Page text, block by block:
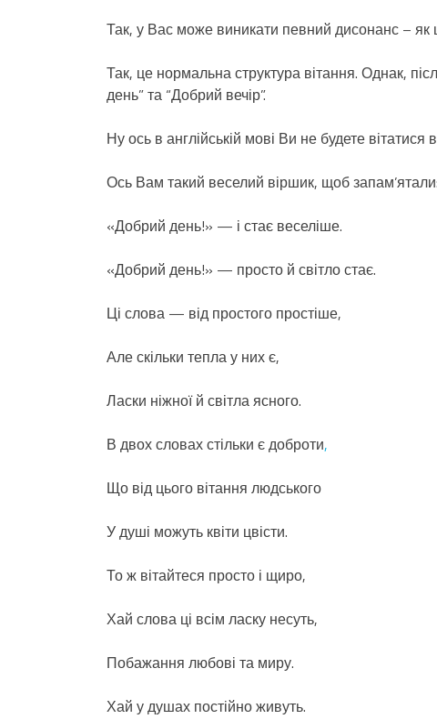
Так, у Вас може виникати певний дисонанс – як
Так, це нормальна структура вітання. Однак,
день” та “Добрий вечір”.
Ну ось в англійській мові Ви не будете вітатися
Ось Вам такий веселий віршик, щоб запам’ятали:
«Добрий день!» — і стає веселіше.
«Добрий день!» — просто й світло стає.
Ці слова — від простого простіше,
Але скільки тепла у них є,
Ласки ніжної й світла ясного.
В двох словах стільки є доброти,
Що від цього вітання людського
У душі можуть квіти цвісти.
То ж вітайтеся просто і щиро,
Хай слова ці всім ласку несуть,
Побажання любові та миру.
Хай у душах постійно живуть.